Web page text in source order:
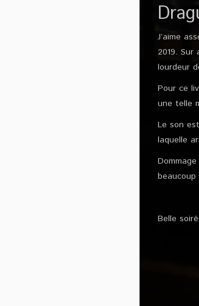
J’aime
2019.
lourdeur
Pour ce
une telle
Le son
laquelle
Belle